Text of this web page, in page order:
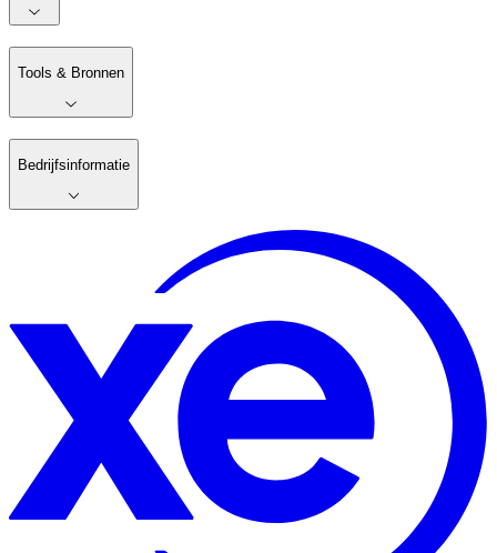
Tools & Bronnen
Bedrijfsinformatie